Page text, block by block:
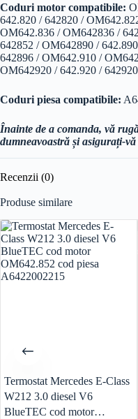
Coduri motor compatibile:
642.820 / 642820 /
OM642.836 / OM642836 /
642852 / OM642890 /
642896 / OM642.910 /
OM642920 / 642.920 / 642920
Coduri piesa compatibile:
Înainte de a comanda, vă
dumneavoastră și asigurați-
Recenzii (0)
Produse similare
Termostat Mercedes E-Class
W212 3.0 diesel V6
BlueTEC cod motor